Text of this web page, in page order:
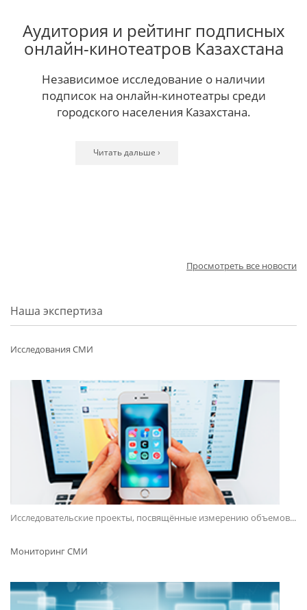
Аудитория и рейтинг подписных
онлайн-кинотеатров Казахстана
Независимое исследование о наличии
подписок на онлайн-кинотеатры среди
городского населения Казахстана.
Читать дальше ›
Читать дальше ›
Читать дальше ›
Читать дальше ›
Просмотреть все новости
Наша экспертиза
Исследования СМИ
Исследовательские проекты, посвящённые измерению объемов...
Мониторинг СМИ